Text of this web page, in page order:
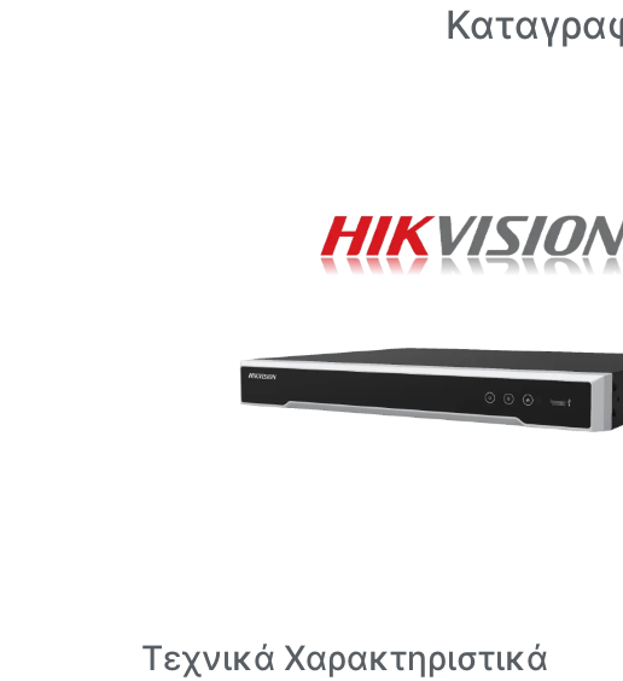
Τεχνικά Χαρακτηριστικά